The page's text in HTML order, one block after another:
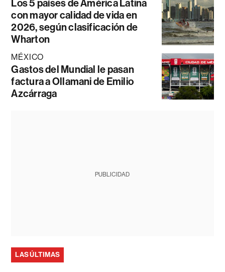
Los 5 países de América Latina
con mayor calidad de vida en
2026, según clasificación de
Wharton
MÉXICO
Gastos del Mundial le pasan
factura a Ollamani de Emilio
Azcárraga
PUBLICIDAD
LAS ÚLTIMAS